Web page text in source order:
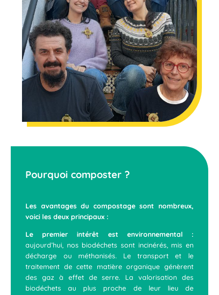
Pourquoi composter ?
Les avantages du compostage sont nombreux,
voici les deux principaux :
Le premier intérêt est environnemental :
aujourd’hui, nos biodéchets sont incinérés, mis en
décharge ou méthanisés. Le transport et le
traitement de cette matière organique génèrent
des gaz à effet de serre. La valorisation des
biodéchets au plus proche de leur lieu de